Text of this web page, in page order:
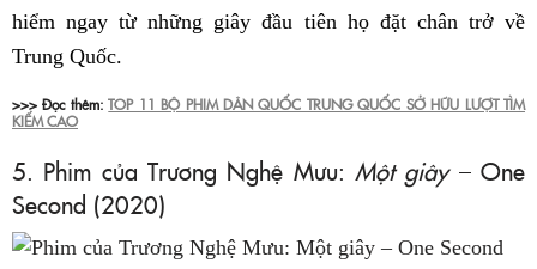
hiểm ngay từ những giây đầu tiên họ đặt chân trở về
Trung Quốc.
>>> Đọc thêm:TOP 11 BỘ PHIM DÂN QUỐC TRUNG QUỐC SỞ HỮU LƯỢT TÌM
KIẾM CAO
5. Phim của Trương Nghệ Mưu: Một giây– One
Second (2020)